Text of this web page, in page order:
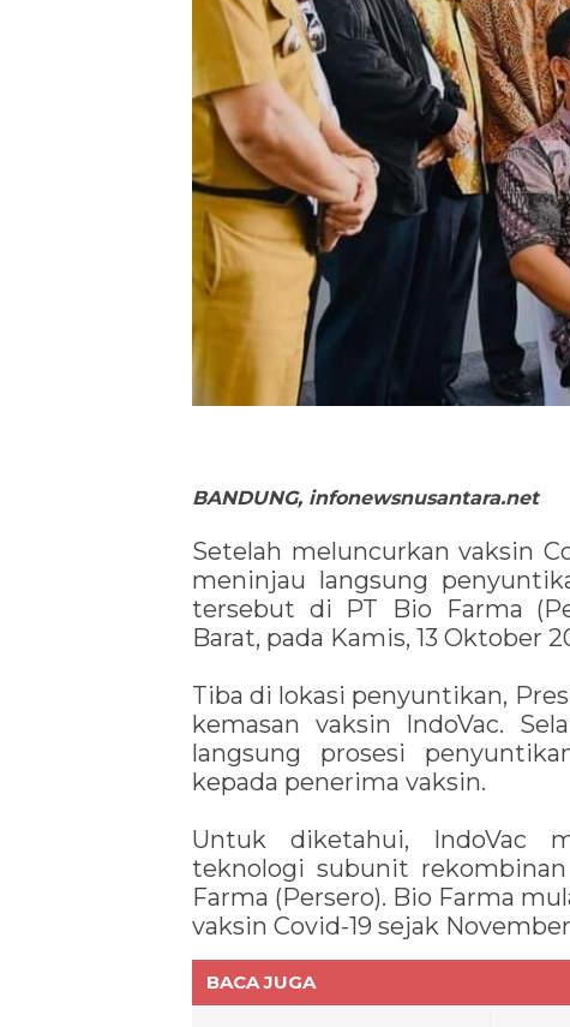
BANDUNG, infonewsnusantara.net
Setelah meluncurkan vaksin
meninjau langsung
tersebut di PT Bio Farma
Barat, pada Kamis, 13 Oktober
Tiba di lokasi penyuntikan,
kemasan vaksin IndoVac.
langsung prosesi
kepada penerima vaksin.
Untuk diketahui, IndoVac
teknologi subunit
Farma (Persero). Bio Farma
vaksin Covid-19 sejak
BACA JUGA